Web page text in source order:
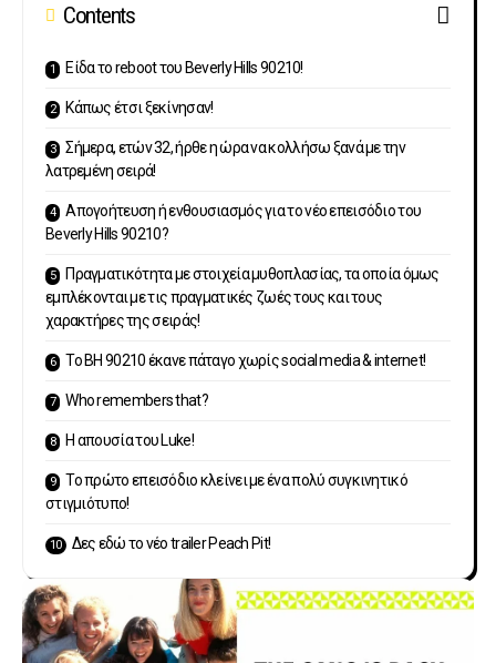
Contents
Είδα το reboot του Beverly Hills 90210!
Κάπως έτσι ξεκίνησαν!
Σήμερα, ετών 32, ήρθε η ώρα να κολλήσω ξανά με την
λατρεμένη σειρά!
Απογοήτευση ή ενθουσιασμός για το νέο επεισόδιο του
Beverly Hills 90210?
Πραγματικότητα με στοιχεία μυθοπλασίας, τα οποία όμως
εμπλέκονται με τις πραγματικές ζωές τους και τους
χαρακτήρες της σειράς!
To BH 90210 έκανε πάταγο χωρίς social media & internet!
Who remembers that?
Η απουσία του Luke!
Το πρώτο επεισόδιο κλείνει με ένα πολύ συγκινητικό
στιγμιότυπο!
Δες εδώ το νέο trailer Peach Pit!